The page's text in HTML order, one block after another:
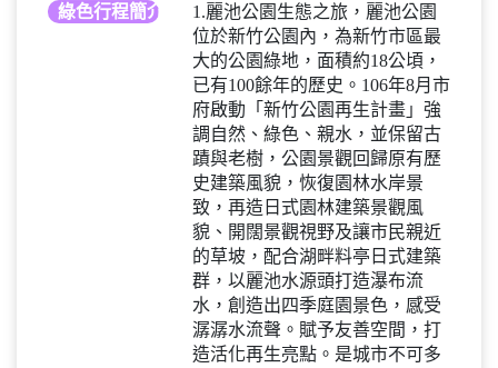
綠色行程簡介
1.麗池公園生態之旅，麗池公園
位於新竹公園內，為新竹市區最
大的公園綠地，面積約18公頃，
已有100餘年的歷史。106年8月市
府啟動「新竹公園再生計畫」強
調自然、綠色、親水，並保留古
蹟與老樹，公園景觀回歸原有歷
史建築風貌，恢復園林水岸景
致，再造日式園林建築景觀風
貌、開闊景觀視野及讓市民親近
的草坡，配合湖畔料亭日式建築
群，以麗池水源頭打造瀑布流
水，創造出四季庭園景色，感受
潺潺水流聲。賦予友善空間，打
造活化再生亮點。是城市不可多